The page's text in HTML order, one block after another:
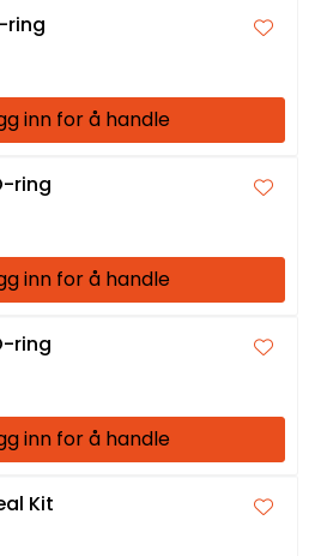
ring
inn for å handle
ring
inn for å handle
ring
inn for å handle
Kit